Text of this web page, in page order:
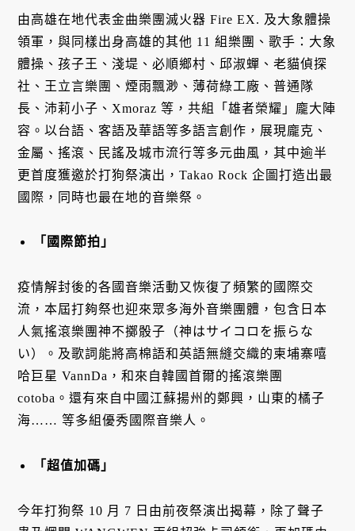
由高雄在地代表金曲樂團滅火器 Fire EX. 及大象體操
領軍，與同樣出身高雄的其他 11 組樂團、歌手：大象
體操、孩子王、淺堤、必順鄉村、邱淑蟬、老貓偵探
社、王立言樂團、煙雨飄渺、薄荷綠工廠、普通隊
長、沛莉小子、Xmoraz 等，共組「雄者榮耀」龐大陣
容。以台語、客語及華語等多語言創作，展現龐克、
金屬、搖滾、民謠及城市流行等多元曲風，其中逾半
更首度獲邀於打狗祭演出，Takao Rock 企圖打造出最
國際，同時也最在地的音樂祭。
「國際節拍」
疫情解封後的各國音樂活動又恢復了頻繁的國際交
流，本屆打夠祭也迎來眾多海外音樂團體，包含日本
人氣搖滾樂團神不擲骰子（神はサイコロを振らな
い）。及歌詞能將高棉語和英語無縫交織的柬埔寨嘻
哈巨星 VannDa，和來自韓國首爾的搖滾樂團
cotoba。還有來自中國江蘇揚州的鄭興，山東的橘子
海…… 等多組優秀國際音樂人。
「超值加碼」
今年打狗祭 10 月 7 日由前夜祭演出揭幕，除了聲子